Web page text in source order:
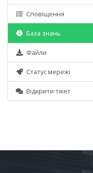
Сповіщення
База знань
Файли
Статус мережі
Відкрити тікет